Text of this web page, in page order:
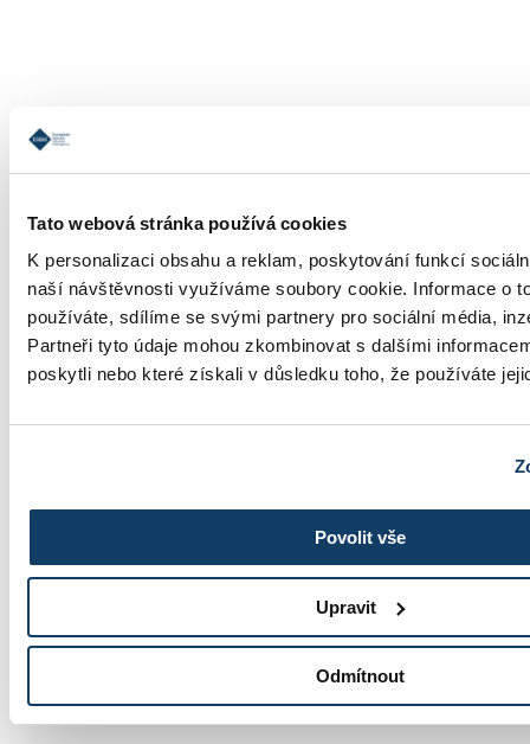
Tato webová stránka používá cookies
K personalizaci obsahu a reklam, poskytování funkcí
naší návštěvnosti využíváme soubory cookie. Informace o
používáte, sdílíme se svými partnery pro sociální média,
Partneři tyto údaje mohou zkombinovat s dalšími
poskytli nebo které získali v důsledku toho, že používáte
Povolit vše
Upravit
Odmítnout
Informace o studiu
Školné